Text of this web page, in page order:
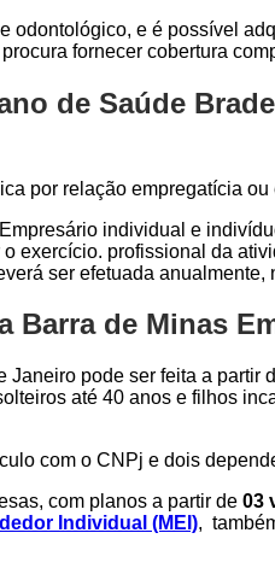
e é possível
fornecer cobertura
de Saúde
por relação empregatícia ou
Empresário individual e
exercício. profissional da
ser efetuada anualmente,
Barra de Minas
Janeiro pode ser feita a
até 40 anos e filhos
com o CNPj e dois
com planos a partir de 03
Individual (MEI),